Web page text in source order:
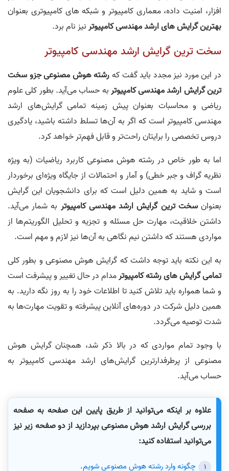
افزار، امنیت داده، معماری کامپیوتر و شبکه های کامپیوتری بعنوان
بهترین گرایش های ارشد مهندسی کامپیوترنیز نام برد.
سخت ترین گرایش ارشد مهندسی کامپیوتر
در این مورد نیز مجدد باید گفت کهرشته هوش مصنوعی جزو سخت
ترین گرایش ارشد مهندسی کامپیوتربه حساب می‌آید. بطور کلی علوم
ریاضی و محاسبات بعنوان پیش زمینه تمامی گرایش‌های ارشد
مهندسی کامپیوتر است که اگر به آن‌ها تسلط داشته باشید، یادگیری
دروس تخصصی را برایتان راحت‌تر و قابل فهم‌تر خواهد کرد.
اما به طور خاص در رشته هوش مصنوعی کاربرد ریاضیات (به ویژه
نظریه گراف و جبر خطی) و آمار و احتمالات از جایگاه ویژه‌ای برخوردار
است و شاید به همین دلیل است که برای دانشجویان این گرایش
بعنوانسخت ترین گرایش ارشد مهندسی کامپیوتر به شمار می‌آید.
داشتن خلاقیت، مهارت حل مسئله و تجزیه و تحلیل الگوریتم‌ها از
مواردی هستند که داشتن نیم نگاهی به آن‌ها نیز لازم و مهم است.
به این نکته باید توجه داشت که گرایش هوش مصنوعی و بطور کلی
تمامی گرایش های رشته کامپیوترمدام در حال تغییر و پیشرفت است
و شما همواره باید تلاش کنید تا اطلاعات خود را به روز نگه دارید. به
همین دلیل شرکت در دوره‌های آنلاین پیشرفته و تقویت مهارت‌ها به
شدت توصیه می‌گردد.
با وجود تمام مواردی که در بالا ذکر شد،‌ همچنان گرایش هوش
مصنوعی از پرطرفدارترین گرایش‌های ارشد مهندسی کامپیوتر به
حساب می‌آید.
علاوه بر اینکه می‌توانید از طریق پایین این صفحه به صفحه
بررسی گرایش ارشد هوش مصنوعی بپردازید از دو صفحه زیر نیز
می‌توانید استفاده کنید:
چگونه وارد رشته هوش مصنوعی شویم.